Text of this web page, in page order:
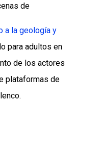
de
a la geología y
para adultos en
de los actores
plataformas de